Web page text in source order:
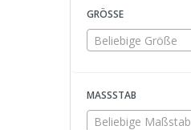
GRÖSSE
Beliebige Größe
MASSSTAB
Beliebige Maßstab